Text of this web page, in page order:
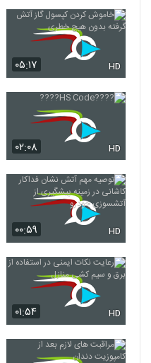
۰۵:۱۷ HD
۰۲:۰۸ HD
۰۰:۵۹ HD
۰۱:۵۴ HD